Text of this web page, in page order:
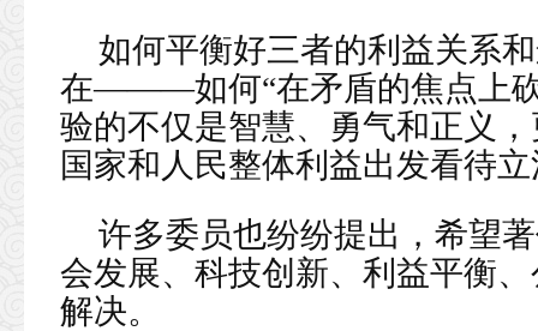
如何平衡好三者的利益关系
在———如何“在矛盾的焦点上
验的不仅是智慧、勇气和正义
国家和人民整体利益出发看待
许多委员也纷纷提出，希望
会发展、科技创新、利益平衡
解决。